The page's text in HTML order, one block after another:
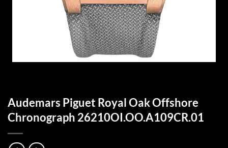
Audemars Piguet Royal Oak Offshore
Chronograph 26210OI.OO.A109CR.01